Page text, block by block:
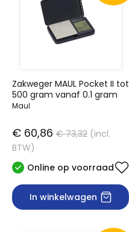
Zakweger MAUL Pocket II tot
500 gram vanaf 0.1 gram
Maul
€ 60,86 € 73,32 (incl.
BTW)
Online op voorraad
In winkelwagen